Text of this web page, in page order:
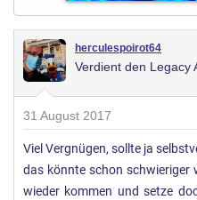
herculespoirot64
Verdient den Legacy
31 August 2017
Viel Vergnügen, sollte ja
das könnte schon schwieriger
wieder kommen und setze